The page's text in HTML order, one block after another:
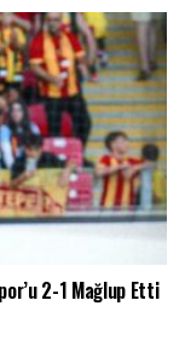
2-1 Mağlup Etti